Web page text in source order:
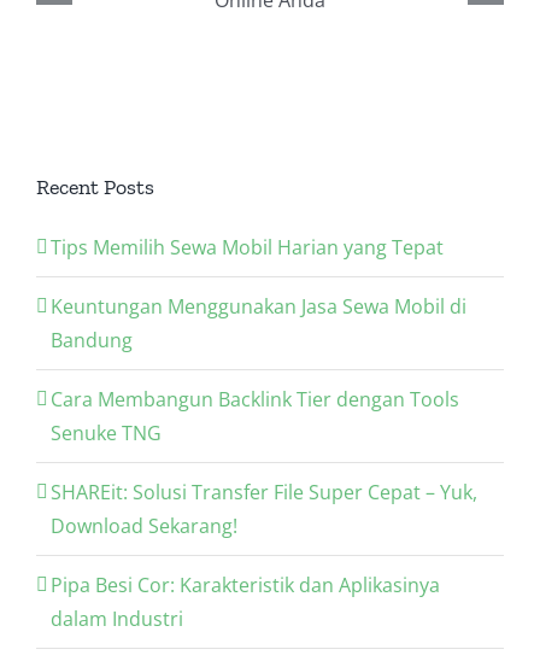
Penting dalam Strategi
Recent Posts
Tips Memilih Sewa Mobil Harian yang Tepat
Keuntungan Menggunakan Jasa Sewa Mobil di
Bandung
Cara Membangun Backlink Tier dengan Tools
Senuke TNG
SHAREit: Solusi Transfer File Super Cepat – Yuk,
Download Sekarang!
Pipa Besi Cor: Karakteristik dan Aplikasinya
dalam Industri